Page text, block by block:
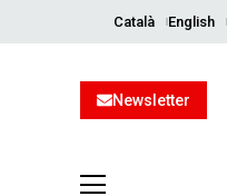
Català English
Newsletter